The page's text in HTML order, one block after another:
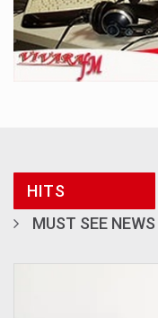
HITS
MUST SEE NEWS